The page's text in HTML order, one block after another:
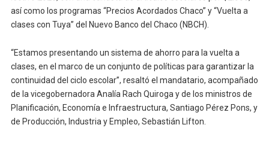
así como los programas “Precios Acordados Chaco” y “Vuelta a
clases con Tuya” del Nuevo Banco del Chaco (NBCH).
“Estamos presentando un sistema de ahorro para la vuelta a
clases, en el marco de un conjunto de políticas para garantizar la
continuidad del ciclo escolar”, resaltó el mandatario, acompañado
de la vicegobernadora Analía Rach Quiroga y de los ministros de
Planificación, Economía e Infraestructura, Santiago Pérez Pons, y
de Producción, Industria y Empleo, Sebastián Lifton.